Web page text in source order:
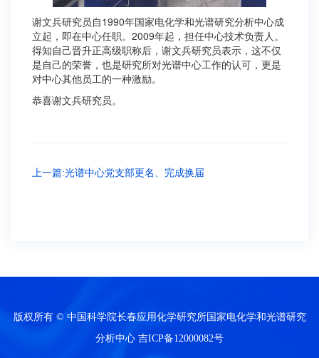
谢文兵研究员自1990年国家电化学和光谱研究分析中心成
立起，即在中心任职。2009年起，担任中心技术负责人。
得知自己晋升正高级职称后，谢文兵研究员表示，这不仅
是自己的荣誉，也是研究所对光谱中心工作的认可，更是
对中心其他员工的一种激励。
恭喜谢文兵研究员。
上一篇:光谱中心党支部更名、完成换届
版权所有 © 中国科学院长春应用化学研究所国家电化学和光谱研究
分析中心 吉ICP备12000082号